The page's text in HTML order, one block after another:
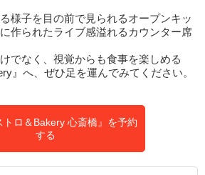
様子を目の前で見られるオープンキッ
作られたライブ感溢れるカウンター席
でなく、視覚からも食事を楽しめる
』へ、ぜひ足を運んでみてください。
トロ＆Bakery 心斎橋』を予約
する